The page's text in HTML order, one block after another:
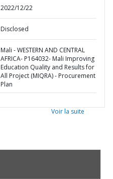
2022/12/22
Disclosed
Mali - WESTERN AND CENTRAL
AFRICA- P164032- Mali Improving
Education Quality and Results for
All Project (MIQRA) - Procurement
Plan
Voir la suite